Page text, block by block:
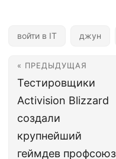
войти в IT джун
« ПРЕДЫДУЩАЯ
Тестировщики
Activision Blizzard
создали
крупнейший
геймдев профсоюз